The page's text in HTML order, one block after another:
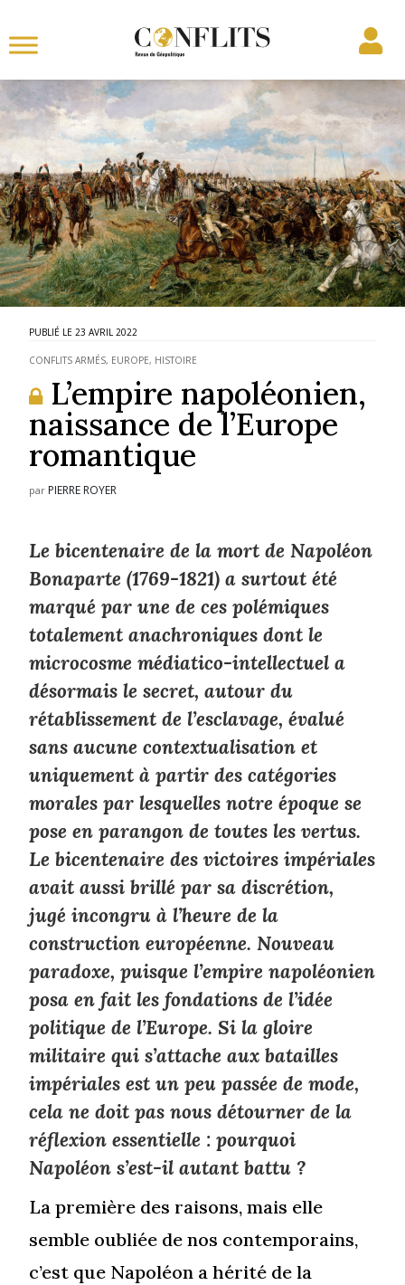
23 AVRIL 2022
CONFLITS ARMÉS, EUROPE, HISTOIRE
L’empire napoléonien,
naissance de l’Europe
romantique
par PIERRE ROYER
Le bicentenaire de la mort de Napoléon
Bonaparte (1769-1821) a surtout été
marqué par une de ces polémiques
totalement anachroniques dont le
microcosme médiatico-intellectuel a
désormais le secret, autour du
rétablissement de l’esclavage, évalué
sans aucune contextualisation et
uniquement à partir des catégories
morales par lesquelles notre époque se
pose en parangon de toutes les vertus.
Le bicentenaire des victoires impériales
avait aussi brillé par sa discrétion,
jugé incongru à l’heure de la
construction européenne. Nouveau
paradoxe, puisque l’empire napoléonien
posa en fait les fondations de l’idée
politique de l’Europe. Si la gloire
militaire qui s’attache aux batailles
impériales est un peu passée de mode,
cela ne doit pas nous détourner de la
réflexion essentielle : pourquoi
Napoléon s’est-il autant battu ?
La première des raisons, mais elle
semble oubliée de nos contemporains,
c’est que Napoléon a hérité de la